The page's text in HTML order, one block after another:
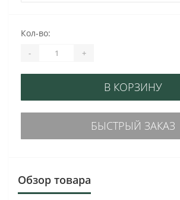
Кол-во:
- +
В КОРЗИНУ
БЫСТРЫЙ ЗАКАЗ
Обзор товара